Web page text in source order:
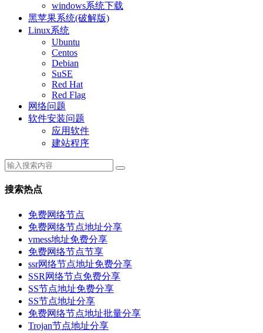
windows系统下载
黑苹果系统(破解版)
Linux系统
Ubuntu
Centos
Debian
SuSE
Red Hat
Red Flag
网络问题
软件安装问题
应用软件
建站程序
搜索热点
免费网络节点
免费网络节点地址分享
vmess地址免费分享
免费网络节点节享
ssr网络节点地址免费分享
SSR网络节点免费分享
SS节点地址免费分享
SS节点地址分享
免费网络节点地址批量分享
Trojan节点地址分享